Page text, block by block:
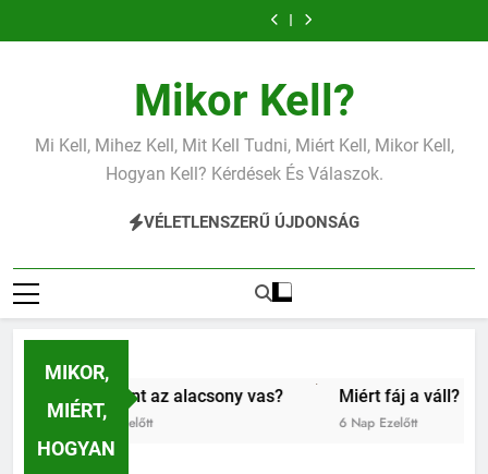
a
vérnyomás?CRP?
vérnyomás?
Mikor Kell?
Mi Kell, Mihez Kell, Mit Kell Tudni, Miért Kell, Mikor Kell,
Hogyan Kell? Kérdések És Válaszok.
VÉLETLENSZERŰ ÚJDONSÁG
MIKOR,
MIÉRT,
HOGYAN
Mit jelent az alacsony vas?
4 Nap Ezelőtt
Miért fáj a váll?
6 Nap Ezelőtt